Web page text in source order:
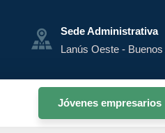
Sede Administrativa
Lanús Oeste - Buenos
Jóvenes empresarios